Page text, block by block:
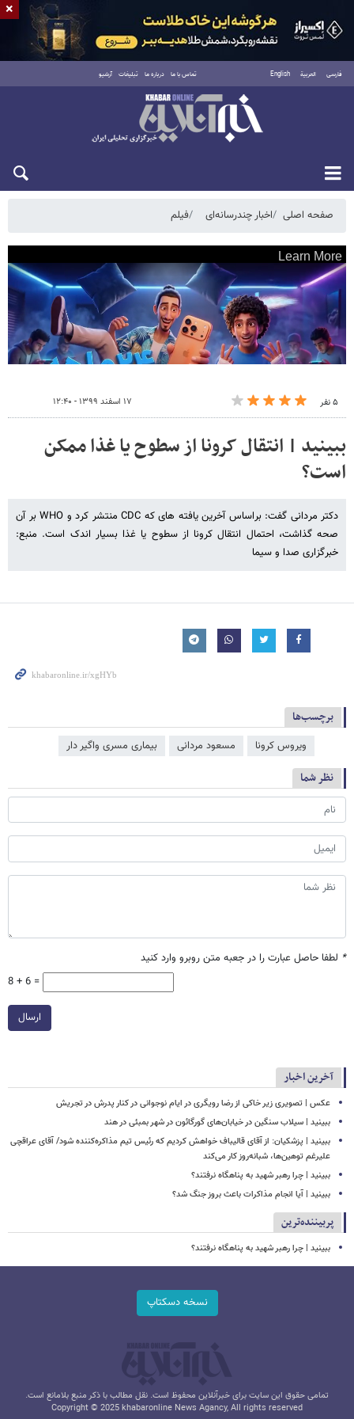
فارسی العربية English تماس با ما درباره ما تبلیغات آرشیو
شنبه ۱۷ مرداد ۱۴۰۵
صفحه اصلی اخبار چندرسانه‌ای فیلم
۵ نفر ۱۷ اسفند ۱۳۹۹ - ۱۲:۴۰
ببینید | انتقال کرونا از سطوح یا غذا ممکن
است؟
دکتر مردانی گفت: براساس آخرین یافته های که CDC منتشر کرد و WHO بر آن
صحه گذاشت، احتمال انتقال کرونا از سطوح یا غذا بسیار اندک است. منبع:
خبرگزاری صدا و سیما
برچسب‌ها
ویروس کرونا مسعود مردانی بیماری مسری واگیر دار
نظر شما
* لطفا حاصل عبارت را در جعبه متن روبرو وارد کنید
8 + 6 =
ارسال
آخرین اخبار
عکس | تصویری زیر خاکی از رضا رویگری در ایام نوجوانی در کنار پدرش در تجریش
ببینید | سیلاب‌ سنگین در خیابان‌های گورگائون در شهر بمبئی در هند
ببینید | پزشکیان: از آقای قالیباف خواهش کردیم که رئیس تیم مذاکره‌کننده شود/ آقای عراقچی
علیرغم توهین‌ها، شبانه‌روز کار می‌کند
ببینید | چرا رهبر شهید به پناهگاه نرفتند؟
ببینید | آیا انجام مذاکرات باعث بروز جنگ شد؟
پربیننده‌ترین
ببینید | چرا رهبر شهید به پناهگاه نرفتند؟
×
نسخه دسکتاپ
تمامی حقوق این سایت برای خبرآنلاین محفوظ است. نقل مطالب با ذکر منبع بلامانع است.
Copyright © 2025 khabaronline News Agancy, All rights reserved